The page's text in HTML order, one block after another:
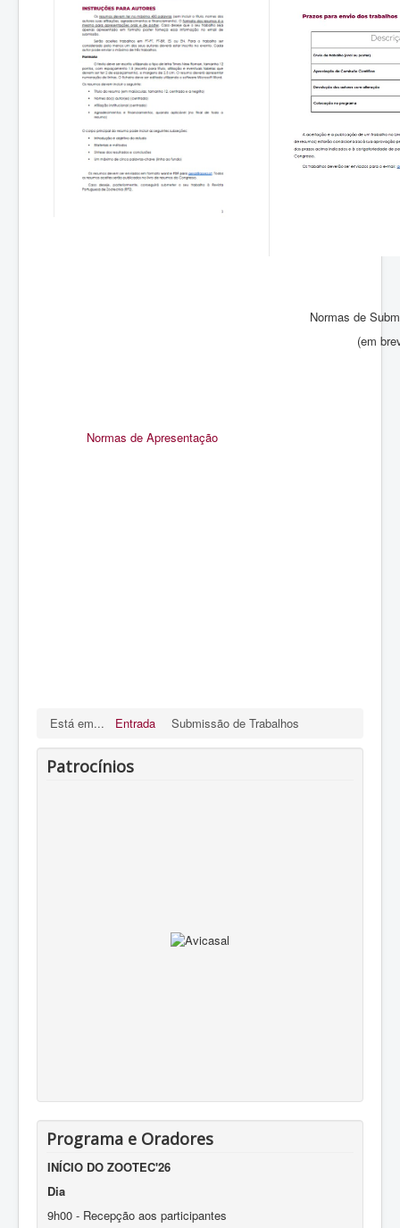
Normas de Apresentação
Normas de
(em
Está em... Entrada Submissão de Trabalhos
Patrocínios
Programa e Oradores
INÍCIO DO ZOOTEC'26
Dia
9h00 - Recepção aos participantes